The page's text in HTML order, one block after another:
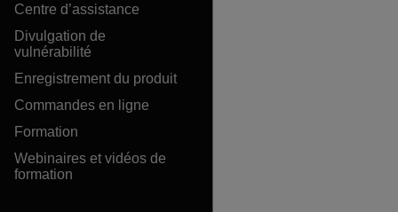
Centre d’assistance
Divulgation de
vulnérabilité
Enregistrement du produit
Commandes en ligne
Formation
Webinaires et vidéos de
formation